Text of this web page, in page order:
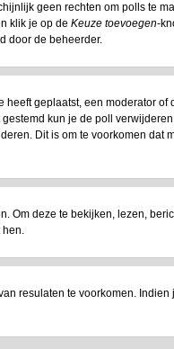
geen rechten om polls te
klik je op de Keuze toevoegen-
door de beheerder.
geplaatst, een moderator
kun je de poll
Dit is om te voorkomen dat
deze te bekijken, lezen,
hen.
resulaten te voorkomen.